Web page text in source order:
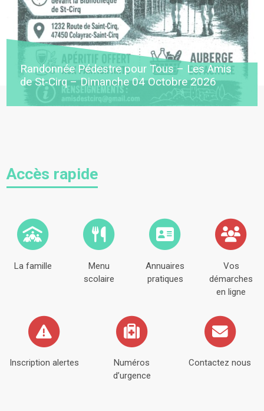
Randonnée Pédestre pour Tous – Les Amis
de St-Cirq – Dimanche 04 Octobre 2026
Accès rapide
La famille
Menu
scolaire
Annuaires
pratiques
Vos
démarches
en ligne
Inscription alertes
Numéros
d’urgence
Contactez nous